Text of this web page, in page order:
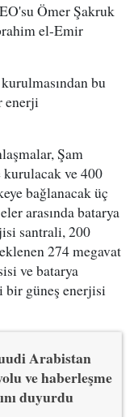
Ömer Şakruk
el-Emir
bu
enerji
Şam
ve 400
bağlanacak üç
arasında batarya
santrali, 200
274 megavat
ve batarya
bir güneş enerjisi
Arabistan
ve haberleşme
duyurdu